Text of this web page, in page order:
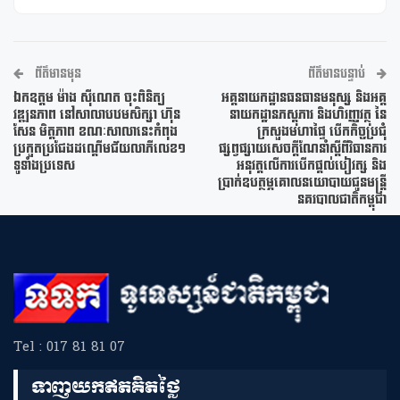
ព័ត៌មានមុន
ឯកឧត្តម ម៉ាង ស៊ីណេត ចុះពិនិត្យ
វឌ្ឍនភាព នៅសាលាបឋមសិក្សា ហ៊ុន
សែន មិត្តភាព ខណៈសាលានេះកំពុង
ប្រកួតប្រជែងដណ្តើមជ័យលាភីលេខ១
ទូទាំងប្រទេស
ព័ត៌មានបន្ទាប់
អគ្គនាយកដ្ឋានធនធានមនុស្ស និងអគ្គ
នាយកដ្ឋានភស្តុភារ និងហិរញ្ញវត្ថុ នៃ
ក្រសួងមហាផ្ទៃ បេីកកិច្ចប្រជុំ
ផ្សព្វផ្សាយសេចក្តីណែនាំស្តីពីវិធានការ
អនុវត្តលើការបើកផ្ដល់បៀវត្ស និង
ប្រាក់ឧបត្ថម្ភគោលនយោបាយជូនមន្ត្រី
នគរបាលជាតិកម្ពុជា
Tel : 017 81 81 07
ទាញយកឥតគិតថ្លៃ